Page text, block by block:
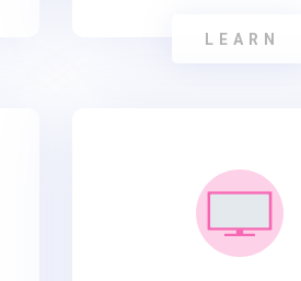
LEARN